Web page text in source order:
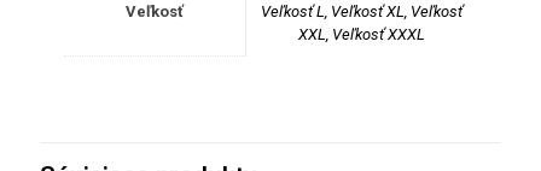
Veľkosť
Veľkosť L, Veľkosť XL, Veľkosť
XXL, Veľkosť XXXL